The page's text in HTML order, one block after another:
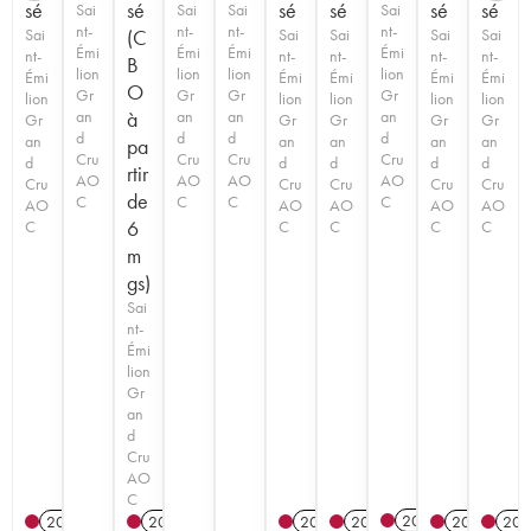
sé
Sai
nt-
Émi
lion
Gr
an
d
Cru
AO
C
2015
Sai
nt-
Émi
lion
Gr
an
d
Cru
AO
C
sé
(C
B
O
à
pa
rtir
de
6
m
gs)
Sai
nt-
Émi
lion
Gr
an
d
Cru
AO
C
2020
Sai
nt-
Émi
lion
Gr
an
d
Cru
AO
C
Sai
nt-
Émi
lion
Gr
an
d
Cru
AO
C
sé
Sai
nt-
Émi
lion
Gr
an
d
Cru
AO
C
2021
sé
Sai
nt-
Émi
lion
Gr
an
d
Cru
AO
C
2016
Sai
nt-
Émi
lion
Gr
an
d
Cru
AO
C
2025
sé
Sai
nt-
Émi
lion
Gr
an
d
Cru
AO
C
2023
sé
Sai
nt-
Émi
lion
Gr
an
d
Cru
AO
C